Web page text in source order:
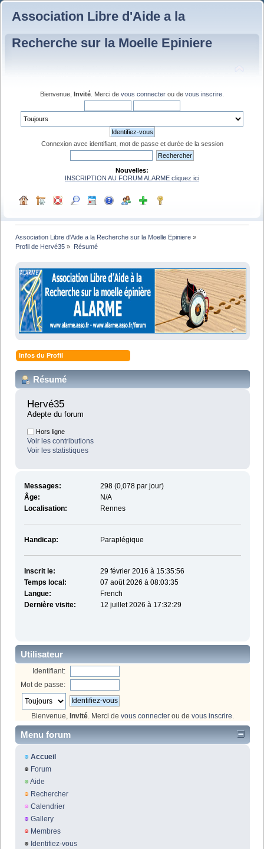
Association Libre d'Aide a la
Recherche sur la Moelle Epiniere
Bienvenue, Invité . Merci de vous connecter ou de vous inscrire
Connexion avec identifiant, mot de passe et durée de la session
Nouvelles:
INSCRIPTION AU FORUM ALARME cliquez ici
Association Libre d'Aide a la Recherche sur la Moelle Epiniere »
Profil de Hervé35 » Résumé
Infos du Profil
Résumé
Hervé35
Adepte du forum
Hors ligne
Voir les contributions
Voir les statistiques
Messages:
298 (0,078 par jour)
Âge:
N/A
Localisation:
Rennes
Handicap: Paraplégique
Inscrit le:
29 février 2016 à 15:35:56
Temps local:
07 août 2026 à 08:03:35
Langue:
French
Dernière visite:
12 juillet 2026 à 17:32:29
Utilisateur
Identifiant:
Mot de passe:
Bienvenue, Invité . Merci de vous connecter ou de vous inscrire
Menu forum
Accueil
Forum
Aide
Rechercher
Calendrier
Gallery
Membres
Identifiez-vous